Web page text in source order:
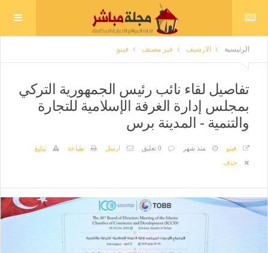
الرئيسية الارشيف غير مصنف فيتو
تفاصيل لقاء نائب رئيس الجمهورية التركي
بمجلس إدارة الغرفة الإسلامية للتجارة
والتنمية - المدينة برس
فيتو منذ شهر 0 تعليق ارسل طباعة
تبليغ
حذف